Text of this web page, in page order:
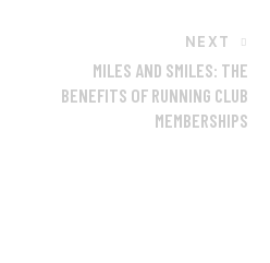
NEXT
MILES AND SMILES: THE
BENEFITS OF RUNNING CLUB
MEMBERSHIPS